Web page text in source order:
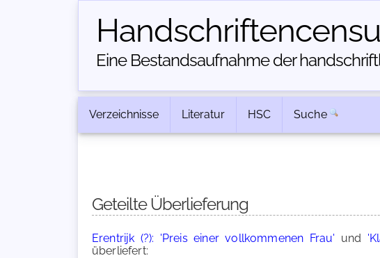
Eine Bestandsaufnahme der
Verzeichnisse Literatur HSC Suche
Geteilte Überlieferung
Erentrijk (?): 'Preis einer vollkommenen Frau' und
überliefert: